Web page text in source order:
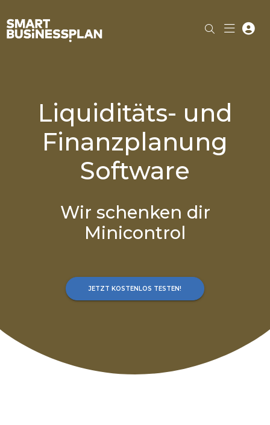
Liquiditäts- und
Finanzplanung
Software
Wir schenken dir
Minicontrol
JETZT KOSTENLOS TESTEN!